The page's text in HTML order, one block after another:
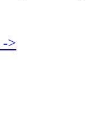
->